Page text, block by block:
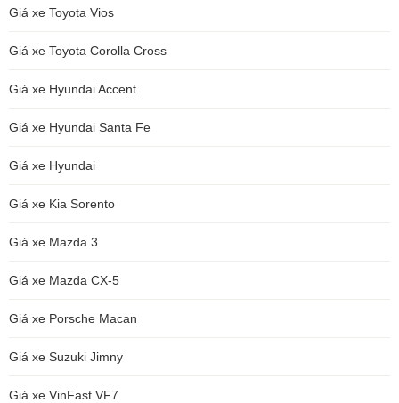
Giá xe Toyota Vios
Giá xe Toyota Corolla Cross
Giá xe Hyundai Accent
Giá xe Hyundai Santa Fe
Giá xe Hyundai
Giá xe Kia Sorento
Giá xe Mazda 3
Giá xe Mazda CX-5
Giá xe Porsche Macan
Giá xe Suzuki Jimny
Giá xe VinFast VF7